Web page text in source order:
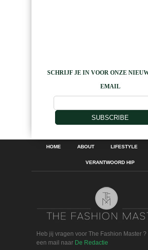
SCHRIJF JE IN VOOR ONZE
EMAIL
SUBSCRIBE
HOME ABOUT LIFESTYLE
VERANTWOORD HIP
Heb jij vragen voor The Fashion Master ?
een mail naar De Redactie